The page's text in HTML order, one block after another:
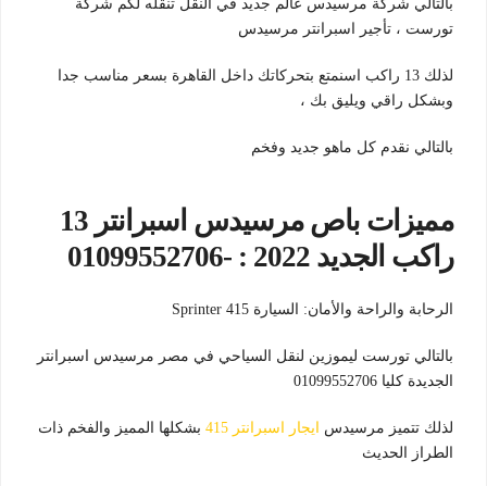
بالتالي شركة مرسيدس عالم جديد في النقل تنقله لكم شركة
تورست ، تأجير اسبرانتر مرسيدس
لذلك 13 راكب اسنمتع بتحركاتك داخل القاهرة بسعر مناسب جدا
وبشكل راقي ويليق بك ،
بالتالي نقدم كل ماهو جديد وفخم
مميزات باص مرسيدس اسبرانتر 13
راكب الجديد 2022 : -01099552706
الرحابة والراحة والأمان: السيارة Sprinter 415
بالتالي تورست ليموزين لنقل السياحي في مصر مرسيدس اسبرانتر
الجديدة كليا 01099552706
لذلك تتميز مرسيدس ايجار اسبرانتر 415
بشكلها المميز والفخم ذات
الطراز الحديث